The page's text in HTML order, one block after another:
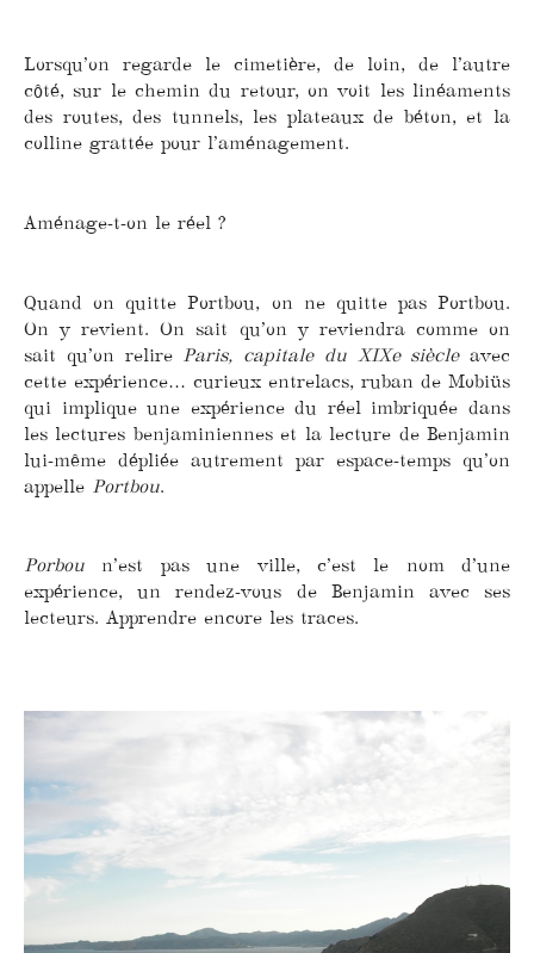
Lorsqu’on regarde le cimetière, de loin, de l’autre
côté, sur le chemin du retour, on voit les linéaments
des routes, des tunnels, les plateaux de béton, et la
colline grattée pour l’aménagement.
Aménage-t-on le réel ?
Quand on quitte Portbou, on ne quitte pas Portbou.
On y revient. On sait qu’on y reviendra comme on
sait qu’on relire Paris, capitale du XIXe siècleavec
cette expérience… curieux entrelacs, ruban de Mobiüs
qui implique une expérience du réel imbriquée dans
les lectures benjaminiennes et la lecture de Benjamin
lui-même dépliée autrement par espace-temps qu’on
appelle Portbou.
Porbou n’est pas une ville, c’est le nom d’une
expérience, un rendez-vous de Benjamin avec ses
lecteurs. Apprendre encore les traces.